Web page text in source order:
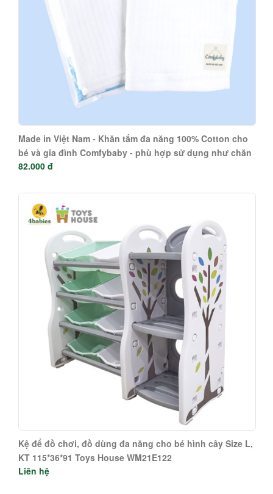
Made in Việt Nam - Khăn tắm đa năng 100% Cotton cho
bé và gia đình Comfybaby - phù hợp sử dụng như chăn
đắp, quấn ủ bé 70*70cm
82.000 đ
Kệ để đồ chơi, đồ dùng đa năng cho bé hình cây Size L,
KT 115*36*91 Toys House WM21E122
Liên hệ